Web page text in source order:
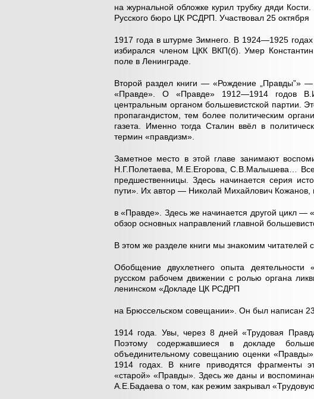
на журнальной обложке курил трубку дяди
Русского бюро ЦК РСДРП. Участвовал 25 октября
1917 года в штурме Зимнего. В 1924—1925
избирался членом ЦКК ВКП(б). Умер
поле в Ленинграде.
Второй раздел книги — «Рождение „Правды”»
«Правде». О «Правде» 1912—1914 годов
центральным органом большевистской партии.
пропагандистом, тем более политическим
газета. Именно тогда Сталин ввёл в
термин «правдизм».
Заметное место в этой главе занимают
Н.Г.Полетаева, М.Е.Егорова, С.В.Малышева…
предшественницы. Здесь начинается серия
пути». Их автор — Николай Михайлович Кожанов,
в «Правде». Здесь же начинается другой цикл —
обзор основных направлений главной
В этом же разделе книги мы знакомим читателей
Обобщение двухлетнего опыта
русском рабочем движении с ролью органа
ленинском «Докладе ЦК РСДРП
на Брюссельском совещании». Он был написан
1914 года. Увы, через 8 дней «Трудовая
Поэтому содержавшиеся в докладе
объединительному совещанию оценки
1914 годах. В книге приводятся фрагменты
«старой» «Правды». Здесь же даны и
А.Е.Бадаева о том, как режим закрывал